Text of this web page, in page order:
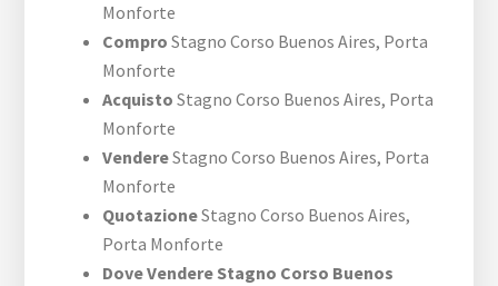
Monforte
Compro Stagno ​Corso Buenos Aires,​ Porta
Monforte
Acquisto Stagno ​Corso Buenos Aires,​ Porta
Monforte
VendereStagno ​Corso Buenos Aires,​ Porta
Monforte
QuotazioneStagno ​Corso Buenos Aires,​
Porta Monforte
Dove Vendere Stagno ​Corso Buenos